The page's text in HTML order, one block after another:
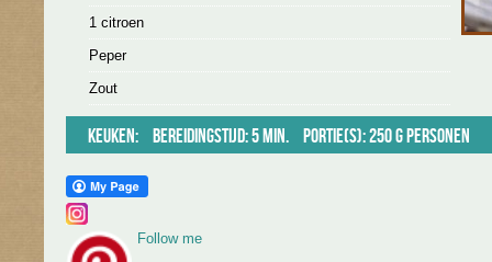
1 citroen
Peper
Zout
Keuken: Bereidingstijd: 5 min. Portie(s): 250 g personen
Follow me